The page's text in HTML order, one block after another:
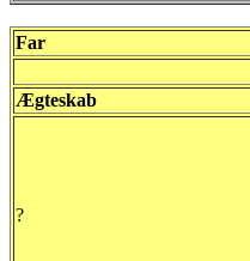
Far
Ægteskab
?